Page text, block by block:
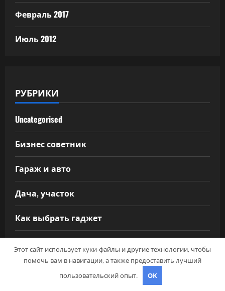
Февраль 2017
Июль 2012
РУБРИКИ
Uncategorised
Бизнес советник
Гараж и авто
Дача, участок
Как выбрать гаджет
Этот сайт использует куки-файлы и другие технологии, чтобы
помочь вам в навигации, а также предоставить лучший
пользовательский опыт.
OK